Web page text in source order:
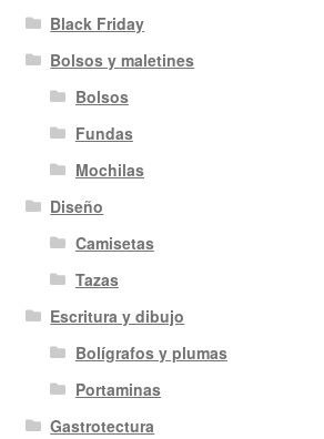
Black Friday
Bolsos y maletines
Bolsos
Fundas
Mochilas
Diseño
Camisetas
Tazas
Escritura y dibujo
Bolígrafos y plumas
Portaminas
Gastrotectura